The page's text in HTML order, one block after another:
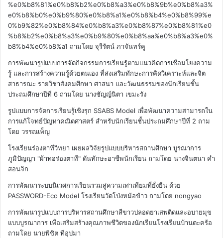
%e0%b8%81%e0%b8%b2%e0%b8%a3%e0%b8%9b%e0%b8%a3%
e0%b8%b0%e0%b9%80%e0%b8%a1%e0%b8%b4%e0%b8%99%e
0%b9%82%e0%b8%84%e0%b8%a3%e0%b8%87%e0%b8%81%e0
%b8%b2%e0%b8%a3%e0%b9%80%e0%b8%aa%e0%b8%a3%e0%
b8%b4%e0%b8%a1 ถามโดย จุรีรัตน์ ภาจันทร์คู
การพัฒนารูปแบบการจัดกิจกรรมการเรียนรู้ตามแนวคิดการเชื่อมโยงความ
รู้ และการสร้างความรู้ด้วยตนเอง ที่ส่งเสริมทักษะการคิดวิเคราะห์และจิต
สาธารณะ รายวิชาสังคมศึกษา ศาสนา และวัฒนธรรมของนักเรียนชั้น
ประถมศึกษาปีที่ 6 ถามโดย นางชัญญ์นิตา เขมะรัง
รูปแบบการจัดการเรียนรู้เชิงรุก SSABS Model เพื่อพัฒนาความสามารถใน
การแก้โจทย์ปัญหาคณิตศาสตร์ สำหรับนักเรียนชั้นประถมศึกษาปีที่ 2 ถาม
โดย วรรณเพ็ญ
โรงเรียนร่องตาทีวิทยา เผยผลวิจัยรูปแบบบริหารสถานศึกษา บูรณาการ
ภูมิปัญญา "ผ้าทอร่องตาที" ดันทักษะอาชีพนักเรียน ถามโดย นางจินตนา คำ
สอนจิก
การพัฒนาระบบนิเวศการเรียนรวมสู่ความเท่าเทียมที่ยั่งยืน ด้วย
PASSWORD-Eco Model โรงเรียนวัดโป่งหม้อข้าว ถามโดย nongyao
การพัฒนารูปแบบการบริหารสถานศึกษาสีขาวปลอดยาเสพติดและอบายมุข
แบบบูรณาการ เพื่อเสริมสร้างคุณภาพชีวิตของนักเรียนโรงเรียนบ้านตะคร้อ
ถามโดย นายพิชิต ทีอุปมา